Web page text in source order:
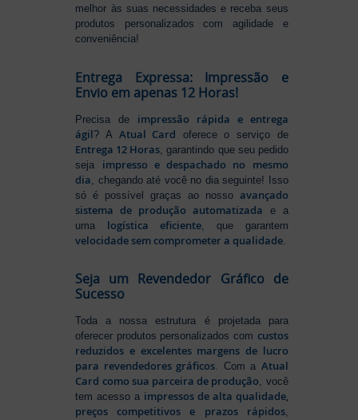
melhor às suas necessidades e receba seus
produtos personalizados com agilidade e
conveniência!
Entrega Expressa: Impressão e
Envio em apenas 12 Horas!
Precisa de impressão rápida e entrega
ágil? A Atual Card oferece o serviço de
Entrega 12 Horas , garantindo que seu pedido
seja impresso e despachado no mesmo
dia , chegando até você no dia seguinte! Isso
só é possível graças ao nosso avançado
sistema de produção automatizada e a
uma logística eficiente , que garantem
velocidade sem comprometer a qualidade
Seja um Revendedor Gráfico de
Sucesso
Toda a nossa estrutura é projetada para
oferecer produtos personalizados com custos
reduzidos e excelentes margens de lucro
para revendedores gráficos. Com a Atual
Card como sua parceira de produção, você
tem acesso a impressos de alta qualidade,
preços competitivos e prazos rápidos,